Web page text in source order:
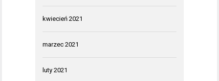
kwiecień 2021
marzec 2021
luty 2021